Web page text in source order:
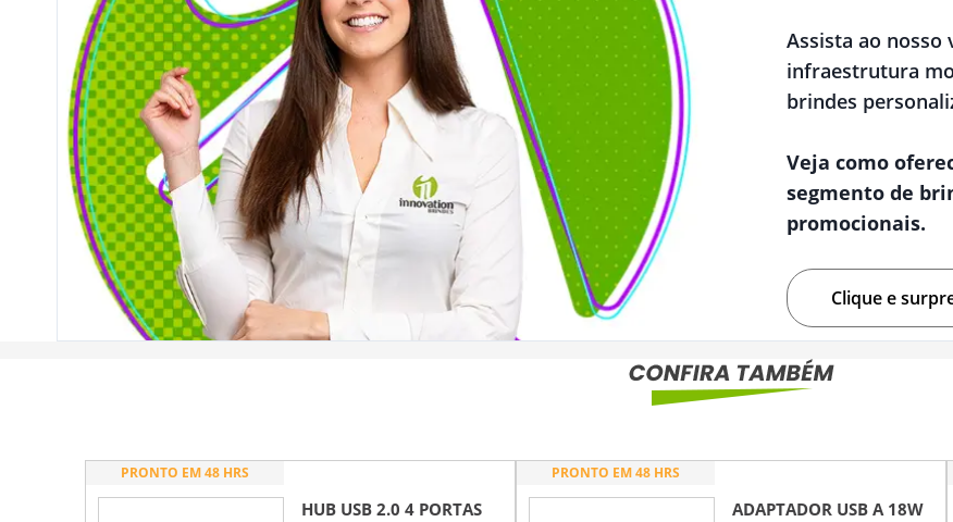
Assista ao nosso
infraestrutura
brindes
Veja como
segmento de
promocionais.
Clique e
PRONTO EM 48 HRS
HUB USB 2.0 4 PORTAS
PRONTO EM 48 HRS
ADAPTADOR USB A 18W